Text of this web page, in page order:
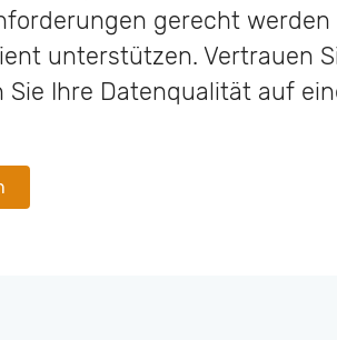
gerecht werden
unterstützen. Vertrauen
Ihre Datenqualität auf